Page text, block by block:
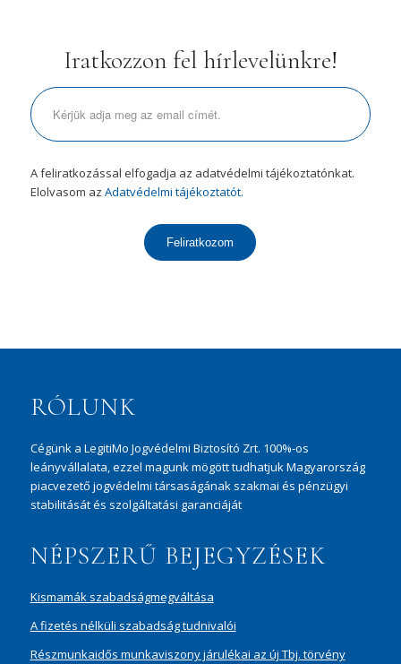
Iratkozzon fel hírlevelünkre!
A feliratkozással elfogadja az adatvédelmi tájékoztatónkat.
Elolvasom az Adatvédelmi tájékoztatót.
Feliratkozom
RÓLUNK
Cégünk a LegitiMo Jogvédelmi Biztosító Zrt. 100%-os
leányvállalata, ezzel magunk mögött tudhatjuk Magyarország
piacvezető jogvédelmi társaságának szakmai és pénzügyi
stabilitását és szolgáltatási garanciáját
NÉPSZERŰ BEJEGYZÉSEK
Kismamák szabadságmegváltása
A fizetés nélküli szabadság tudnivalói
Részmunkaidős munkaviszony járulékai az új Tbj. törvény